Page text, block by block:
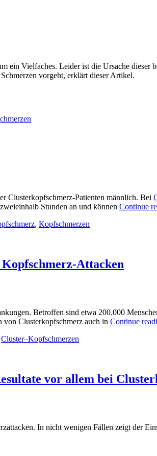
ein Vielfaches. Leider ist die Ursache dieser
vorgeht, erklärt dieser Artikel.
Clusterkopfschmerz-Patienten männlich. Bei
Stunden an und können Continue
, Kopfschmerzen
Kopfschmerz-Attacken
Betroffen sind etwa 200.000
von Clusterkopfschmerz auch in Continue
Cluster–Kopfschmerzen
vor allem bei
In nicht wenigen Fällen zeigt der